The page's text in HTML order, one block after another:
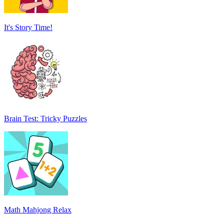
It's Story Time!
Brain Test: Tricky Puzzles
Math Mahjong Relax